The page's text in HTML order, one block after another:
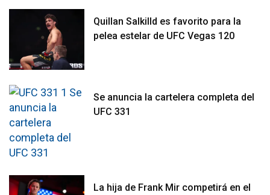
Quillan Salkilld es favorito para la
pelea estelar de UFC Vegas 120
Se anuncia la cartelera completa del
UFC 331
La hija de Frank Mir competirá en el